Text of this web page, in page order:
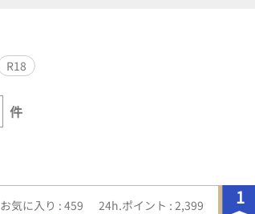
R18
件
1
お気に入り : 459 24h.ポイント : 2,399